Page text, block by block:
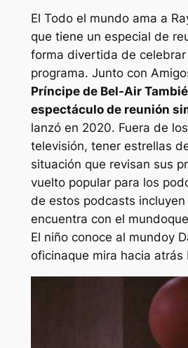
El Todo el mundo ama a
que tiene un especial de
forma divertida de
programa. Junto con
Príncipe de Bel-Air
espectáculo de reunión
lanzó en 2020. Fuera de
televisión, tener estrellas
situación que revisan sus
vuelto popular para los
de estos podcasts incluyen
encuentra con el mundo
El niño conoce al mundoy
oficinaque mira hacia atrás